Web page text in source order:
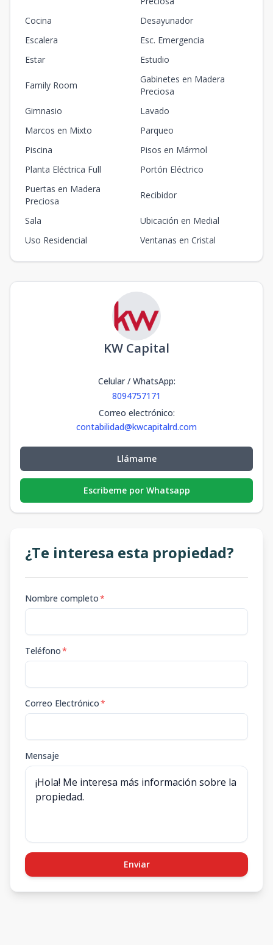
Cocina
Desayunador
Escalera
Esc. Emergencia
Estar
Estudio
Family Room
Gabinetes en Madera
Preciosa
Gimnasio
Lavado
Marcos en Mixto
Parqueo
Piscina
Pisos en Mármol
Planta Eléctrica Full
Portón Eléctrico
Puertas en Madera
Preciosa
Recibidor
Sala
Ubicación en Medial
Uso Residencial
Ventanas en Cristal
KW Capital
Celular / WhatsApp:
8094757171
Correo electrónico:
contabilidad@kwcapitalrd.com
Llámame
Escribeme por Whatsapp
¿Te interesa esta propiedad?
Nombre completo*
Teléfono*
Correo Electrónico*
Mensaje
Enviar